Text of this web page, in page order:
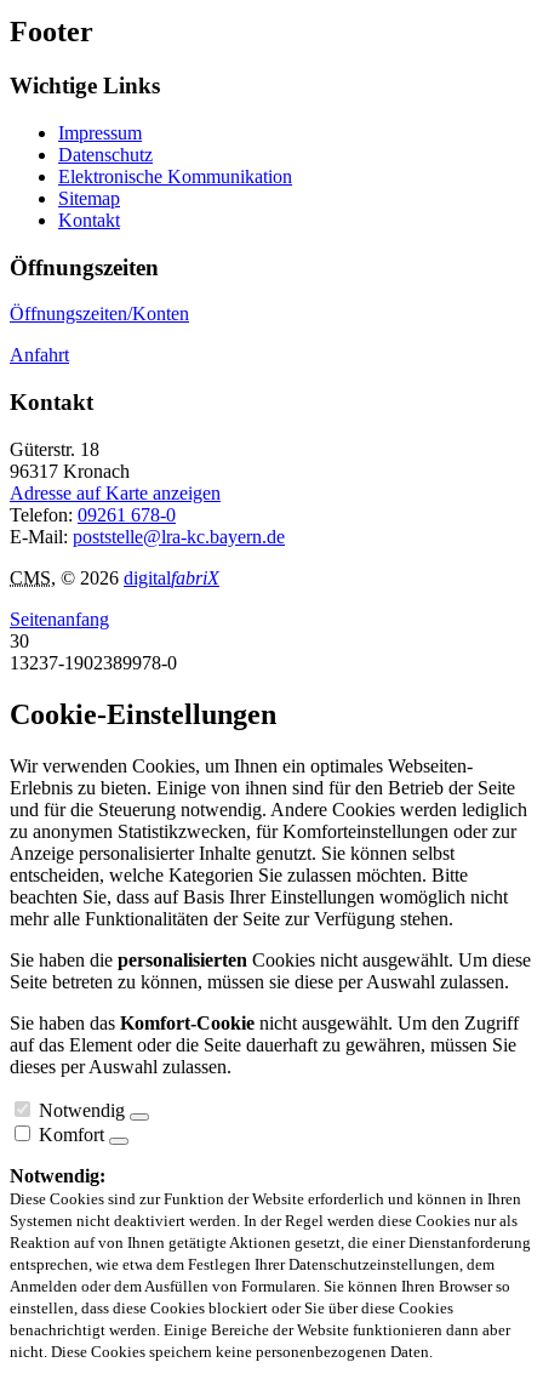
Footer
Wichtige Links
Impressum
Datenschutz
Elektronische Kommunikation
Sitemap
Kontakt
Öffnungszeiten
Öffnungszeiten/Konten
Anfahrt
Kontakt
Güterstr. 18
96317 Kronach
Adresse auf Karte anzeigen
Telefon: 09261 678-0
E-Mail: poststelle@lra-kc.bayern.de
CMS, © 2026 digitalfabriX
Seitenanfang
30
13237-1902389978-0
Cookie-Einstellungen
Wir verwenden Cookies, um Ihnen ein optimales Webseiten-
Erlebnis zu bieten. Einige von ihnen sind für den Betrieb der Seite
und für die Steuerung notwendig. Andere Cookies werden lediglich
zu anonymen Statistikzwecken, für Komforteinstellungen oder zur
Anzeige personalisierter Inhalte genutzt. Sie können selbst
entscheiden, welche Kategorien Sie zulassen möchten. Bitte
beachten Sie, dass auf Basis Ihrer Einstellungen womöglich nicht
mehr alle Funktionalitäten der Seite zur Verfügung stehen.
Sie haben die personalisierten Cookies nicht ausgewählt. Um diese
Seite betreten zu können, müssen sie diese per Auswahl zulassen.
Sie haben das Komfort-Cookie nicht ausgewählt. Um den Zugriff
auf das Element oder die Seite dauerhaft zu gewähren, müssen Sie
dieses per Auswahl zulassen.
Notwendig
Komfort
Notwendig:
Diese Cookies sind zur Funktion der Website erforderlich und können in Ihren
Systemen nicht deaktiviert werden. In der Regel werden diese Cookies nur als
Reaktion auf von Ihnen getätigte Aktionen gesetzt, die einer Dienstanforderung
entsprechen, wie etwa dem Festlegen Ihrer Datenschutzeinstellungen, dem
Anmelden oder dem Ausfüllen von Formularen. Sie können Ihren Browser so
einstellen, dass diese Cookies blockiert oder Sie über diese Cookies
benachrichtigt werden. Einige Bereiche der Website funktionieren dann aber
nicht. Diese Cookies speichern keine personenbezogenen Daten.